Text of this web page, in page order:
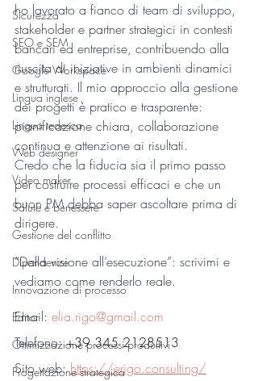
Sicurezza
SEO e SEM
Google Workspace
Lingua inglese
Lingua tedesca
Web designer
Video maker
Salute e benessere
Gestione del conflitto
Dipendenze
Innovazione di processo
Editor
Ottimizzazione processi produttivi
Progettazione strategica
ho lavorato a fianco di team di sviluppo,
stakeholder e partner strategici in contesti
bancari ed entreprise, contribuendo alla
riuscita di iniziative in ambienti dinamici
e strutturati. Il mio approccio alla gestione
dei progetti è pratico e trasparente:
pianificazione chiara, collaborazione
continua e attenzione ai risultati.
Credo che la fiducia sia il primo passo
per costruire processi efficaci e che un
buon PM debba saper ascoltare prima di
dirigere.
“Dalla visione all’esecuzione”: scrivimi e
vediamo come renderlo reale.
Email: elia.rigo@gmail.com
Telefono: +39 345 2128513
Sito web: https://erigo.consulting/